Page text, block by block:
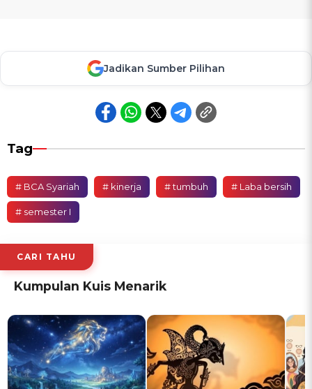
Jadikan Sumber Pilihan
Tag
# BCA Syariah # kinerja # tumbuh # Laba bersih
# semester I
CARI TAHU
Kumpulan Kuis Menarik